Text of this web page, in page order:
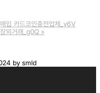
입 카드코인충전업체_y6V
외거래_g0Q »
by smld